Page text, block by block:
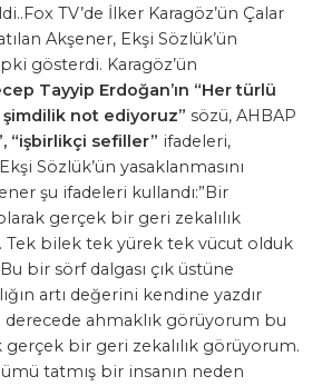
TV’de İlker Karagöz’ün Çalar
Akşener, Ekşi Sözlük’ün
gösterdi. Karagöz’ün
Tayyip Erdoğan’ın “Her türlü
not ediyoruz” sözü, AHBAP
“işbirlikçi sefiller” ifadeleri,
Sözlük’ün yasaklanmasını
şu ifadeleri kullandı:”Bir
gerçek bir geri zekalılık
Tek bilek tek yürek tek vücut olduk
bir sörf dalgası çık üstüne
artı değerini kendine yazdır
derecede ahmaklık görüyorum bu
gerçek bir geri zekalılık görüyorum.
tatmış bir insanın neden